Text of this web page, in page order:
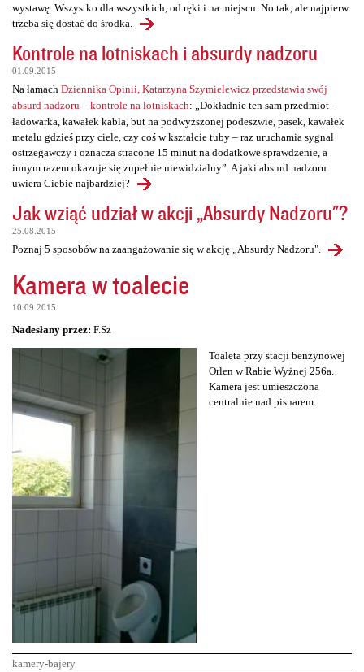
wystawę. Wszystko dla wszystkich, od ręki i na miejscu. No tak, ale najpierw
trzeba się dostać do środka.
Kontrole na lotniskach i absurdy nadzoru
01.09.2015
Na łamach Dziennika Opinii, Katarzyna Szymielewicz przedstawia swój
absurd nadzoru – kontrole na lotniskach: „Dokładnie ten sam przedmiot –
ładowarka, kawałek kabla, but na podwyższonej podeszwie, pasek, kawałek
metalu gdzieś przy ciele, czy coś w kształcie tuby – raz uruchamia sygnał
ostrzegawczy i oznacza stracone 15 minut na dodatkowe sprawdzenie, a
innym razem okazuje się zupełnie niewidzialny”. A jaki absurd nadzoru
uwiera Ciebie najbardziej?
Jak wziąć udział w akcji „Absurdy Nadzoru"?
25.08.2015
Poznaj 5 sposobów na zaangażowanie się w akcję „Absurdy Nadzoru".
Kamera w toalecie
10.09.2015
Nadesłany przez: F.Sz
Toaleta przy stacji benzynowej
Orlen w Rabie Wyżnej 256a.
Kamera jest umieszczona
centralnie nad pisuarem.
kamery-bajery